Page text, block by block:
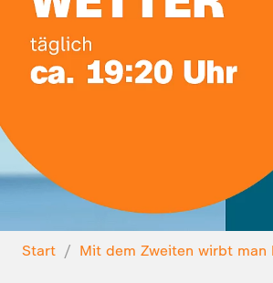
Start Mit dem Zweiten wirbt man